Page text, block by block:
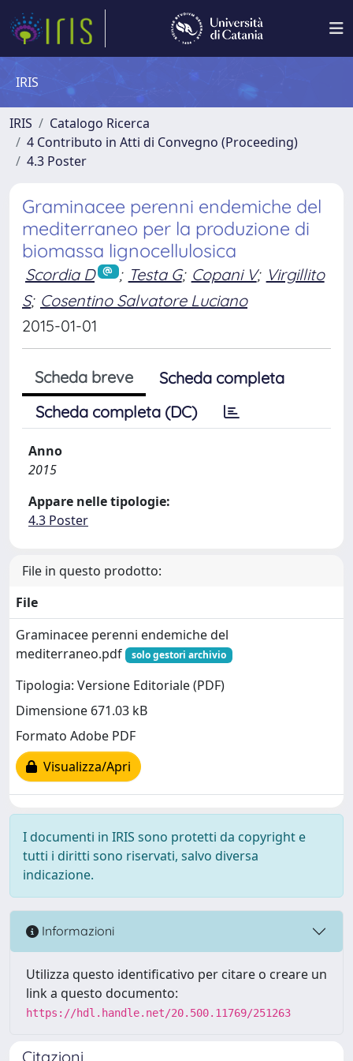
IRIS
IRIS
Catalogo Ricerca
4 Contributo in Atti di Convegno (Proceeding)
4.3 Poster
Graminacee perenni endemiche del
mediterraneo per la produzione di
biomassa lignocellulosica
Scordia D ; Testa G; Copani V; Virgillito
S; Cosentino Salvatore Luciano
2015-01-01
Scheda breve
Scheda completa
Scheda completa (DC)
Anno
2015
Appare nelle tipologie:
4.3 Poster
File in questo prodotto:
File
Graminacee perenni endemiche del
mediterraneo.pdf
solo gestori archivio
Tipologia: Versione Editoriale (PDF)
Dimensione 671.03 kB
Formato Adobe PDF
Visualizza/Apri
I documenti in IRIS sono protetti da copyright e
tutti i diritti sono riservati, salvo diversa
indicazione.
Informazioni
Utilizza questo identificativo per citare o creare un
link a questo documento:
https://hdl.handle.net/20.500.11769/251263
Citazioni